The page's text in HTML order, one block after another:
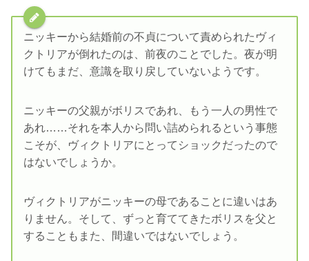
ニッキーから結婚前の不貞について責められたヴィ
クトリアが倒れたのは、前夜のことでした。夜が明
けてもまだ、意識を取り戻していないようです。
ニッキーの父親がボリスであれ、もう一人の男性で
あれ……それを本人から問い詰められるという事態
こそが、ヴィクトリアにとってショックだったので
はないでしょうか。
ヴィクトリアがニッキーの母であることに違いはあ
りません。そして、ずっと育ててきたボリスを父と
することもまた、間違いではないでしょう。